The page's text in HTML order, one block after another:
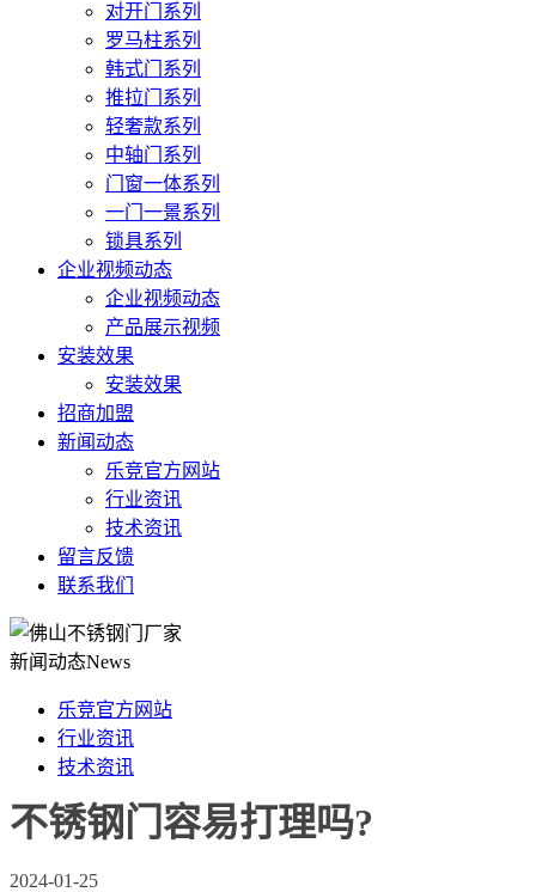
对开门系列
罗马柱系列
韩式门系列
推拉门系列
轻奢款系列
中轴门系列
门窗一体系列
一门一景系列
锁具系列
企业视频动态
企业视频动态
产品展示视频
安装效果
安装效果
招商加盟
新闻动态
乐竞官方网站
行业资讯
技术资讯
留言反馈
联系我们
新闻动态News
乐竞官方网站
行业资讯
技术资讯
不锈钢门容易打理吗?
2024-01-25